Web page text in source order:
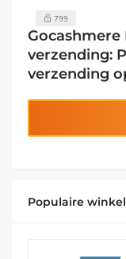
799
Gocashmere
verzending:
verzending
Populaire